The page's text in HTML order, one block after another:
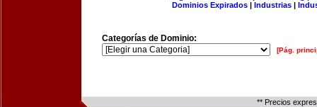
Dominios Expirados | Industrias |
Categorías de Dominio:
[Pág.
** Precios